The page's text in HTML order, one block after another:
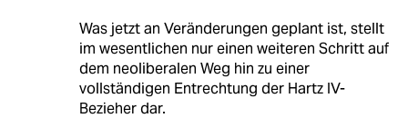
Was jetzt an Veränderungen geplant ist, stellt
im wesentlichen nur einen weiteren Schritt auf
dem neoliberalen Weg hin zu einer
vollständigen Entrechtung der Hartz IV-
Bezieher dar.